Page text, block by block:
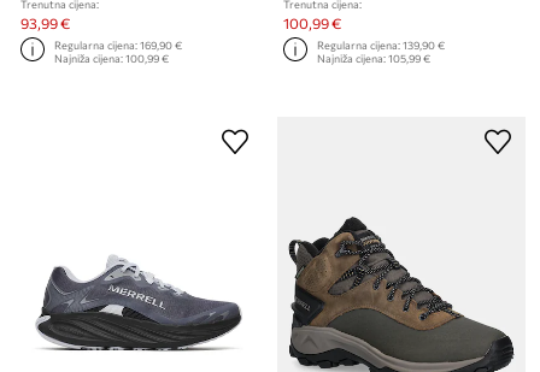
Trenutna cijena:
93,99 €
Regularna cijena:169,90 €
Najniža cijena:100,99 €
Trenutna cijena:
100,99 €
Regularna cijena:139,90 €
Najniža cijena:105,99 €